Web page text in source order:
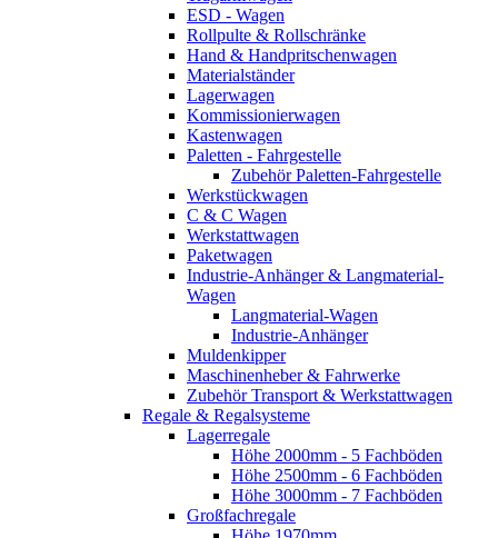
ESD - Wagen
Rollpulte & Rollschränke
Hand & Handpritschenwagen
Materialständer
Lagerwagen
Kommissionierwagen
Kastenwagen
Paletten - Fahrgestelle
Zubehör Paletten-Fahrgestelle
Werkstückwagen
C & C Wagen
Werkstattwagen
Paketwagen
Industrie-Anhänger & Langmaterial-
Wagen
Langmaterial-Wagen
Industrie-Anhänger
Muldenkipper
Maschinenheber & Fahrwerke
Zubehör Transport & Werkstattwagen
Regale & Regalsysteme
Lagerregale
Höhe 2000mm - 5 Fachböden
Höhe 2500mm - 6 Fachböden
Höhe 3000mm - 7 Fachböden
Großfachregale